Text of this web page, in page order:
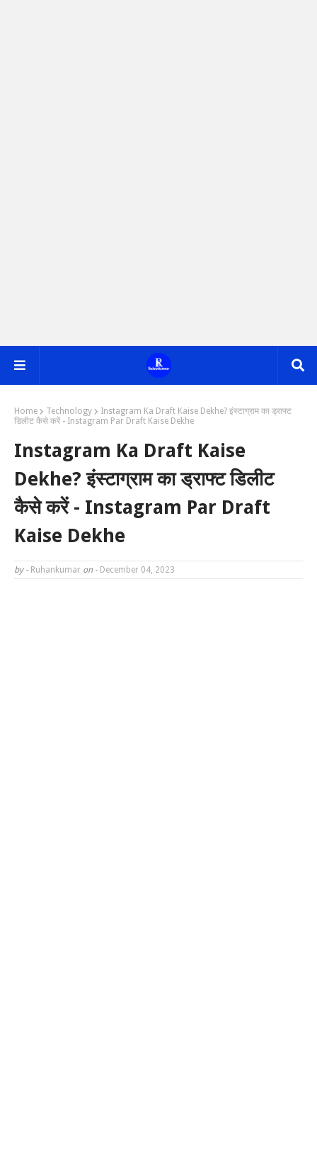
Home Technology
Instagram Ka Draft Kaise Dekhe? इंस्टाग्राम का ड्राफ्ट
डिलीट कैसे करें - Instagram Par Draft Kaise Dekhe
Instagram Ka Draft Kaise
Dekhe? इंस्टाग्राम का ड्राफ्ट डिलीट
कैसे करें - Instagram Par Draft
Kaise Dekhe
by - Ruhankumar on - December 04, 2023